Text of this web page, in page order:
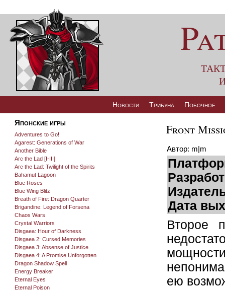
Новости Трибуна Побочное
Японские игры
Adventures to Go!
Agarest: Generations of War
Another Bible
Arc the Lad [I-III]
Arc the Lad: Twilight of the Spirits
Bahamut Lagoon
Blue Roses
Blue Wing Blitz
Breath of Fire: Dragon Quarter
Brigandine: Legend of Forsena
Chaos Wars
Crystal Warriors
Disgaea: Hour of Darkness
Disgaea 2: Cursed Memories
Disgaea 3: Absense of Justice
Disgaea 4: A Promise Unforgotten
Dragon Shadow Spell
Energy Breaker
Eternal Eyes
Eternal Poison
Front
Автор: m|m
Дата
Второе
ею